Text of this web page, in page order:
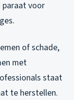
paraat voor
of schade,
met
staat
te herstellen.